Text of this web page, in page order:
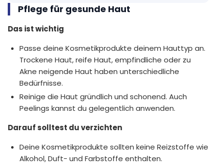
Wertvolle Vitamine, Mineralstoffe und
Pflege für gesunde Haut
Das ist wichtig
Passe deine Kosmetikprodukte deinem Hauttyp an.
Trockene Haut, reife Haut, empfindliche oder zu
Akne neigende Haut haben unterschiedliche
Bedürfnisse.
Reinige die Haut gründlich und schonend. Auch
Peelings kannst du gelegentlich anwenden.
Darauf solltest du verzichten
Deine Kosmetikprodukte sollten keine Reizstoffe wie
Alkohol, Duft- und Farbstoffe enthalten.